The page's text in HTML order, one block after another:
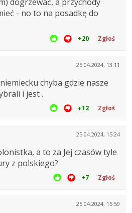
- no to na posadkę do
+20 Zgłoś
25.04.2024, 13:11
chyba gdzie nasze
i jest .
+12 Zgłoś
25.04.2024, 15:24
a to za Jej czasów tyle
z polskiego?
+7 Zgłoś
25.04.2024, 15:59